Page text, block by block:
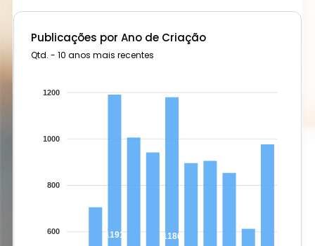
Publicações por Ano de Criação
Qtd. - 10 anos mais recentes
1200
1000
800
600 1191 1180